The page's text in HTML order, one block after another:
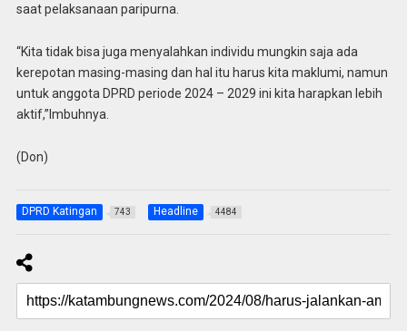
saat pelaksanaan paripurna.
“Kita tidak bisa juga menyalahkan individu mungkin saja ada
kerepotan masing-masing dan hal itu harus kita maklumi, namun
untuk anggota DPRD periode 2024 – 2029 ini kita harapkan lebih
aktif,”Imbuhnya.
(Don)
DPRD Katingan 743 Headline 4484